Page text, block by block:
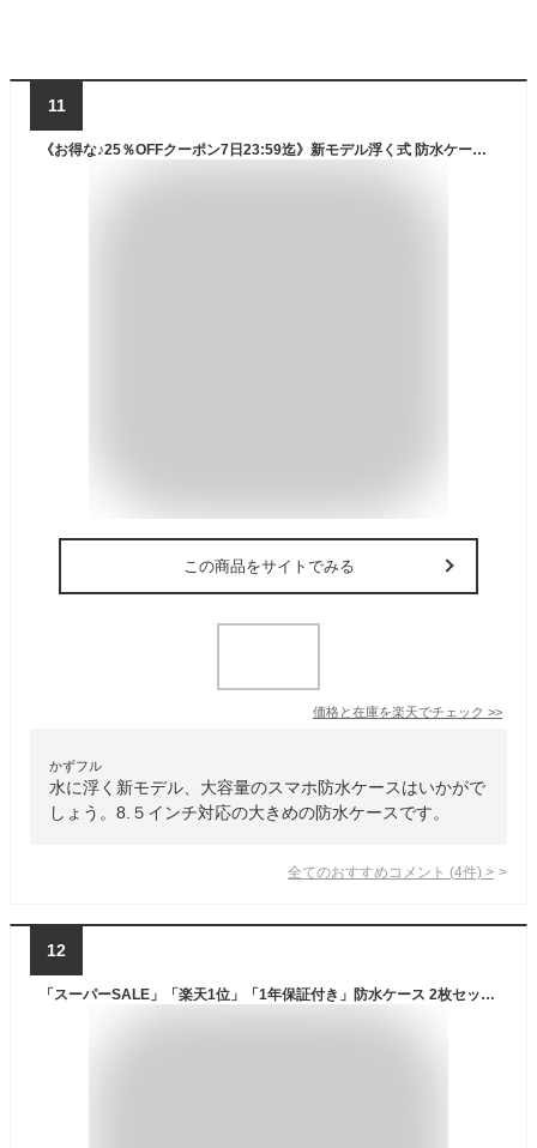
11
《お得な♪25％OFFクーポン7日23:59迄》新モデル浮く式 防水ケース 大容量 スマホ防水ケース 8.5ンチ対応 水に浮く エアバッグ 釣り 携帯防水ケース 大きめ TPU 防水ケース 海 IPX8認定 スマホ保護 お風呂用 水中 撮影
この商品をサイトでみる
価格と在庫を楽天でチェック >>
かずフル
水に浮く新モデル、大容量のスマホ防水ケースはいかがで
しょう。8.５インチ対応の大きめの防水ケースです。
全てのおすすめコメント (4件) >
12
「スーパーSALE」「楽天1位」「1年保証付き」防水ケース 2枚セット スマホ防水ケース 防水スマホケース 防水等級IPX8 指紋認証 タッチ可 Face ID認証対応 完全防水 気密性抜群 水中撮影 お風呂 海水浴 水泳 適用 iPhone/Android対応 6.5インチ以下全機種対応 2026